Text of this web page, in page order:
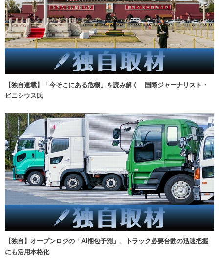
【独自連載】「今そこにある危機」を読み解く 国際ジャーナリスト・
ビニシウス氏
【独自】オープンロジの「AI梱包予測」、トラック必要台数の迅速把握
にも活用本格化